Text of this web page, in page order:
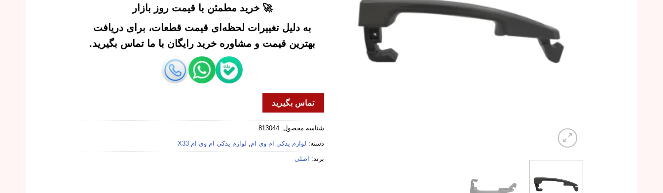
🚀 خرید مطمئن با قیمت روز بازار
به دلیل تغییرات لحظه‌ای قیمت قطعات، برای دریافت
بهترین قیمت و مشاوره خرید رایگان با ما تماس بگیرید.
تماس بگیرید
شناسه محصول: 813044
دسته: لوازم یدکی ام وی ام لوازم یدکی ام وی ام X33
برند: اصلی